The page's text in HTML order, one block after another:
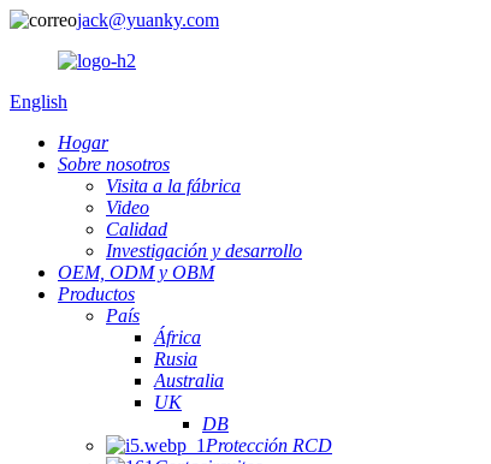
jack@yuanky.com
English
Hogar
Sobre nosotros
Visita a la fábrica
Video
Calidad
Investigación y desarrollo
OEM, ODM y OBM
Productos
País
África
Rusia
Australia
UK
DB
Protección RCD